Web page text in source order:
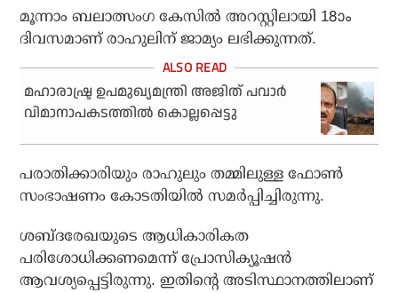
മൂന്നാം ബലാത്സംഗ കേസിൽ അറസ്റ്റിലായി 18ാം
ദിവസമാണ് രാഹുലിന് ജാമ്യം ലഭിക്കുന്നത്.
മഹാരാഷ്ട്ര ഉപമുഖ്യമന്ത്രി അജിത് പവാർ
വിമാനാപകടത്തിൽ കൊല്ലപ്പെട്ടു
പരാതിക്കാരിയും രാഹുലും തമ്മിലുള്ള ഫോൺ
സംഭാഷണം കോടതിയിൽ സമർപ്പിച്ചിരുന്നു.
ശബ്ദരേഖയുടെ ആധികാരികത
പരിശോധിക്കണമെന്ന് പ്രോസിക്യൂഷൻ
ആവശ്യപ്പെട്ടിരുന്നു. ഇതിന്റെ അടിസ്ഥാനത്തിലാണ്